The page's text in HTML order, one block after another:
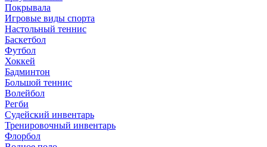
Покрывала
Игровые виды спорта
Настольный теннис
Баскетбол
Футбол
Хоккей
Бадминтон
Большой теннис
Волейбол
Регби
Судейский инвентарь
Тренировочный инвентарь
Флорбол